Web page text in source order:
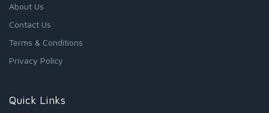
About Us
Contact Us
Terms & Conditions
Privacy Policy
Quick Links